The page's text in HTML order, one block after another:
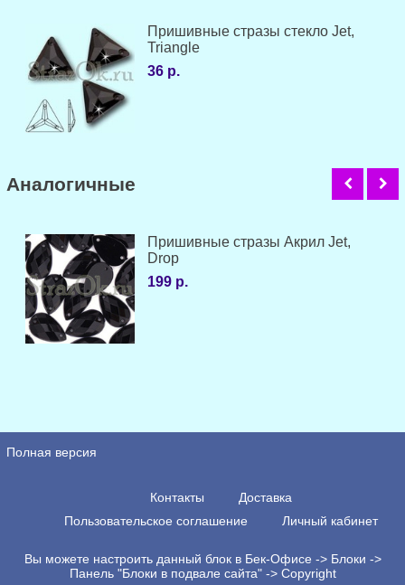
Пришивные стразы стекло Jet,
Triangle
36 р.
Аналогичные
Пришивные стразы Акрил Jet,
Drop
199 р.
Полная версия
Контакты
Доставка
Пользовательское соглашение
Личный кабинет
Вы можете настроить данный блок в Бек-Офисе -> Блоки ->
Панель "Блоки в подвале сайта" -> Copyright